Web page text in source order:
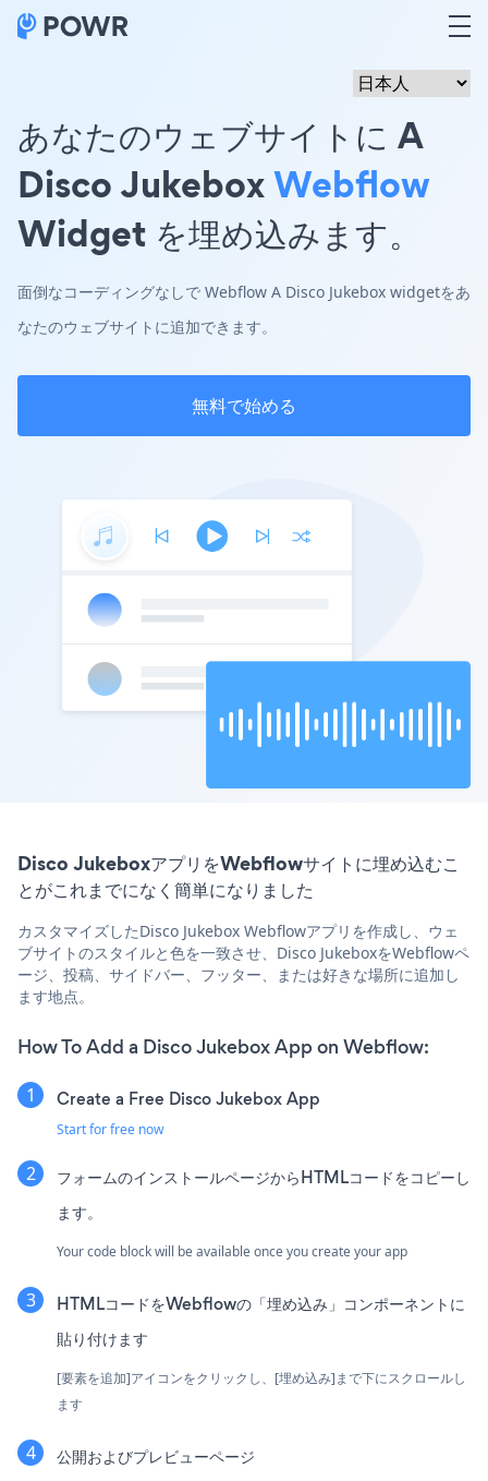
あなたのウェブサイトに A
Disco JukeboxWebflow
Widget を埋め込みます。
面倒なコーディングなしで Webflow A Disco Jukebox widgetをあ
なたのウェブサイトに追加できます。
無料で始める
Disco JukeboxアプリをWebflowサイトに埋め込むこ
とがこれまでになく簡単になりました
カスタマイズしたDisco Jukebox Webflowアプリを作成し、ウェ
ブサイトのスタイルと色を一致させ、Disco JukeboxをWebflowペ
ージ、投稿、サイドバー、フッター、または好きな場所に追加し
ます地点。
How To Add a Disco Jukebox App on Webflow:
Create a Free Disco Jukebox App
Start for free now
フォームのインストールページからHTMLコードをコピーし
ます。
Your code block will be available once you create your app
HTMLコードをWebflowの「埋め込み」コンポーネントに
貼り付けます
[要素を追加]アイコンをクリックし、[埋め込み]まで下にスクロールし
ます
公開およびプレビューページ